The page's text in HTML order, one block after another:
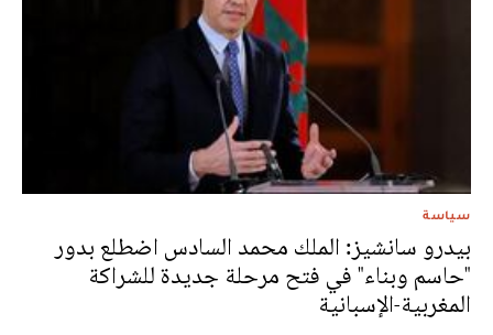
سياسة
بيدرو سانشيز: الملك محمد السادس اضطلع بدور
"حاسم وبناء" في فتح مرحلة جديدة للشراكة
المغربية-الإسبانية